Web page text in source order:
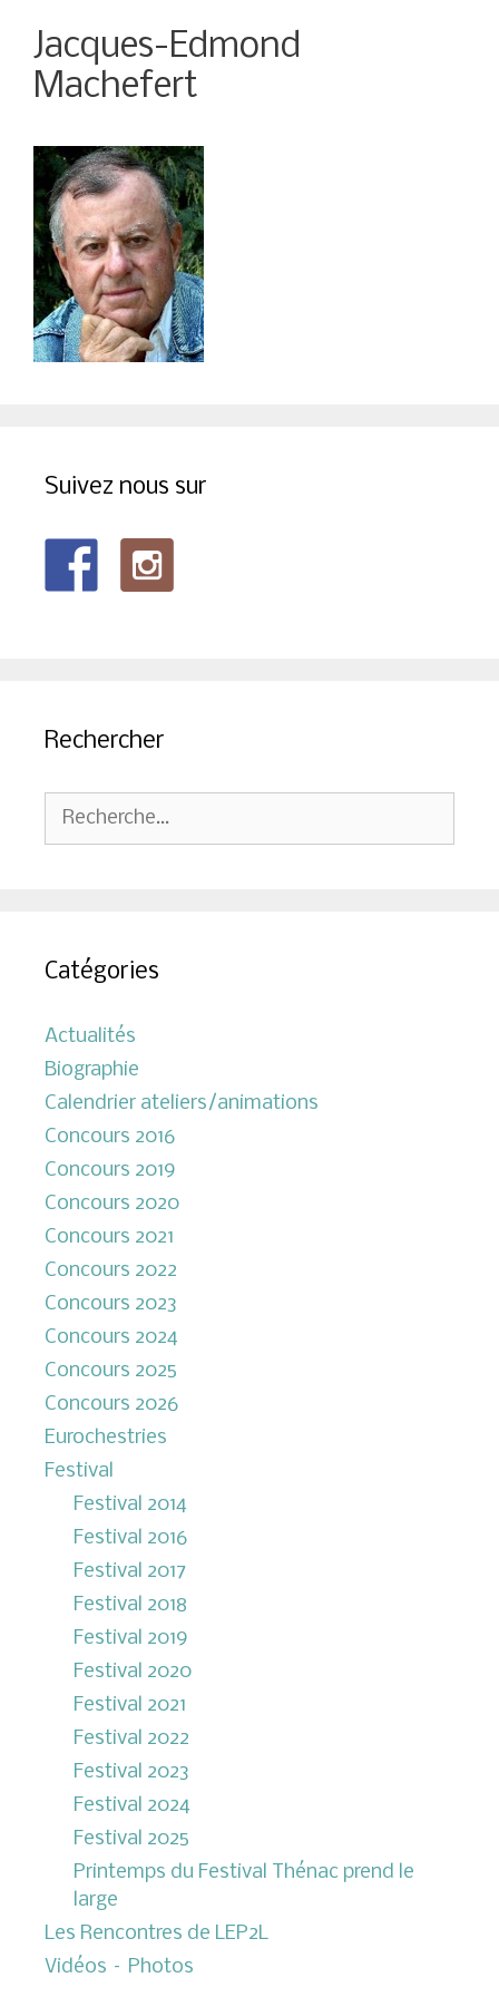
Jacques-Edmond
Machefert
Suivez nous sur
Rechercher
Rechercher :
Catégories
Actualités
Biographie
Calendrier ateliers/animations
Concours 2016
Concours 2019
Concours 2020
Concours 2021
Concours 2022
Concours 2023
Concours 2024
Concours 2025
Concours 2026
Eurochestries
Festival
Festival 2014
Festival 2016
Festival 2017
Festival 2018
Festival 2019
Festival 2020
Festival 2021
Festival 2022
Festival 2023
Festival 2024
Festival 2025
Printemps du Festival Thénac prend le
large
Les Rencontres de LEP2L
Vidéos – Photos